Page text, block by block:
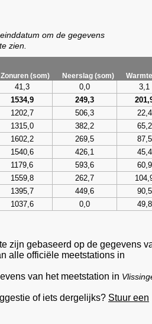
om de gegevens
zien.
Zonuren (som) Neerslag (som)
41,3 0,0 3,1
1534,9 249,3
1202,7 506,3 22,4
1315,0 382,2 65,2
1602,2 269,5 87,5
1540,6 426,1 45,4
1179,6 593,6 60,9
1559,8 262,7
1395,7 449,6 90,5
1037,6 0,0 49,8
zijn gebaseerd op de gegevens
alle officiële meetstations in
van het meetstation in
of iets dergelijks? Stuur een